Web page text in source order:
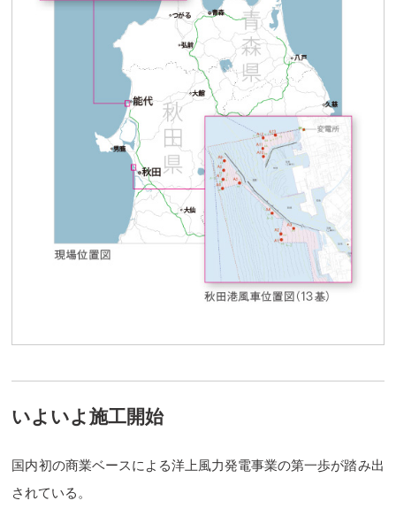
いよいよ施工開始
国内初の商業ベースによる洋上風力発電事業の第一歩が踏み出
されている。